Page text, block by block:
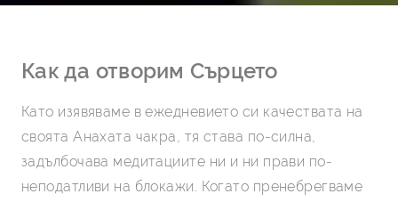
Как да отворим Сърцето
Като изявяваме в ежедневието си качествата на
своята Анахата чакра, тя става по-силна,
задълбочава медитациите ни и ни прави по-
неподатливи на блокажи. Когато пренебрегваме